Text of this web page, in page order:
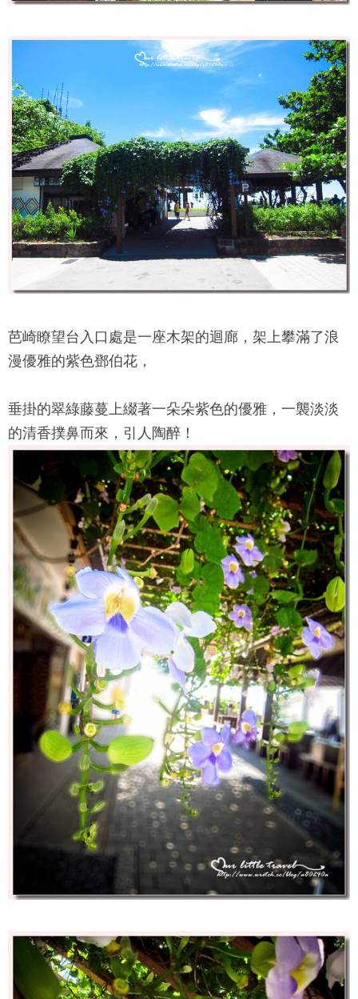
芭崎瞭望台入口處是一座木架的迴廊，架上攀滿了浪
漫優雅的紫色鄧伯花，
垂掛的翠綠藤蔓上綴著一朵朵紫色的優雅，一襲淡淡
的清香撲鼻而來，引人陶醉！